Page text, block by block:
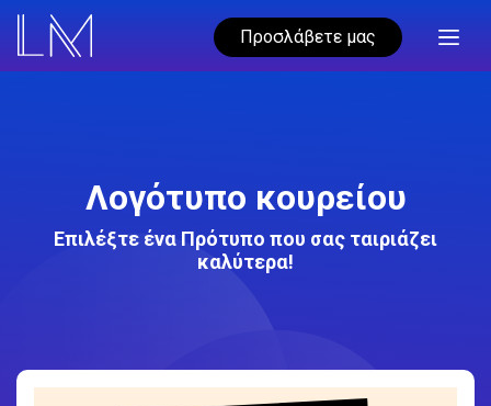
Προσλάβετε μας
Λογότυπο κουρείου
Επιλέξτε ένα Πρότυπο που σας ταιριάζει
καλύτερα!